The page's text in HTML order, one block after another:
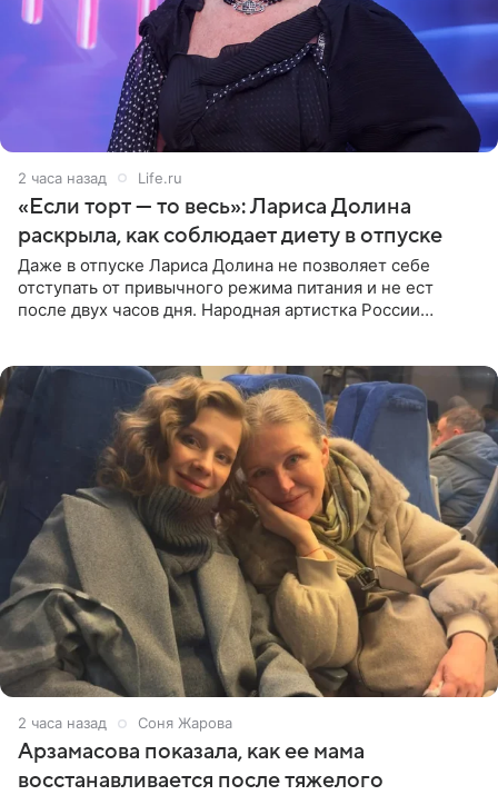
2 часа назад Life.ru
«Если торт — то весь»: Лариса Долина
раскрыла, как соблюдает диету в отпуске
Даже в отпуске Лариса Долина не позволяет себе
отступать от привычного режима питания и не ест
после двух часов дня. Народная артистка России
2 часа назад Соня Жарова
Арзамасова показала, как ее мама
восстанавливается после тяжелого